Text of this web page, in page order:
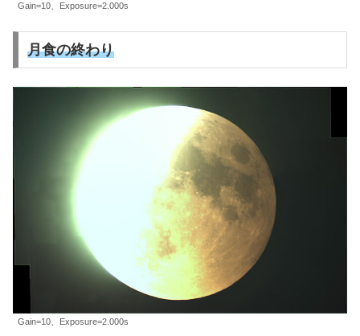
Gain=10、Exposure=2.000s
月食の終わり
Gain=10、Exposure=2.000s